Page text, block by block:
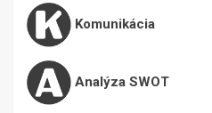
Komunikácia
Analýza SWOT